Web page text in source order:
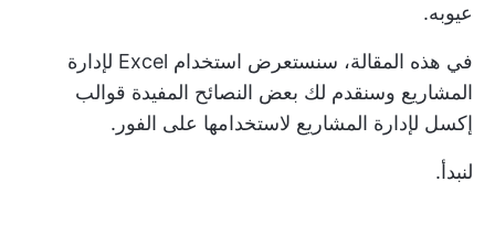
عيوبه.
في هذه المقالة، سنستعرض استخدام Excel لإدارة
المشاريع وسنقدم لك بعض النصائح المفيدة قوالب
إكسل لإدارة المشاريع لاستخدامها على الفور.
لنبدأ.